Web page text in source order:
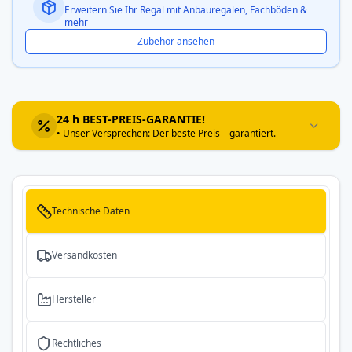
Erweitern Sie Ihr Regal mit Anbauregalen, Fachböden &
mehr
Zubehör ansehen
24 h BEST-PREIS-GARANTIE!
• Unser Versprechen: Der beste Preis – garantiert.
Technische Daten
Versandkosten
Hersteller
Rechtliches